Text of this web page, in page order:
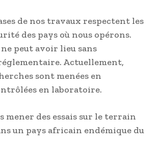
de nos travaux respectent les
des pays où nous opérons.
peut avoir lieu sans
Actuellement,
sont menées en
en laboratoire.
mener des essais sur le terrain
un pays africain endémique du